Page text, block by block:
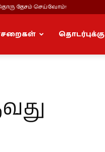
தேசம் செய்வோம்!
தொடர்புக்கு